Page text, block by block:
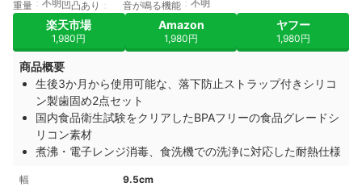
重量 不明 凹凸あり 音が鳴る機能 不明
楽天市場
1,980円
Amazon
1,980円
ヤフー
1,980円
商品概要
生後3か月から使用可能な、落下防止ストラップ付きシリコ
ン製歯固め2点セット
国内食品衛生試験をクリアしたBPAフリーの食品グレードシ
リコン素材
煮沸・電子レンジ消毒、食洗機での洗浄に対応した耐熱仕様
幅 9.5cm